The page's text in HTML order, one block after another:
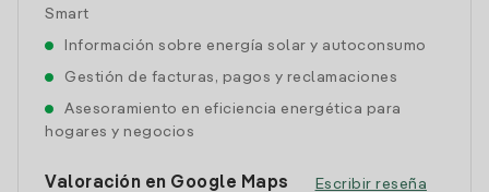
Smart
Información sobre energía solar y autoconsumo
Gestión de facturas, pagos y reclamaciones
Asesoramiento en eficiencia energética para
hogares y negocios
Valoración en Google Maps Escribir reseña